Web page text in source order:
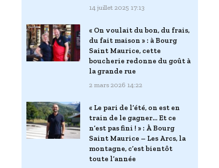
14 juillet 2025 17:13
« On voulait du bon, du frais,
du fait maison » : à Bourg
Saint Maurice, cette
boucherie redonne du goût à
la grande rue
2 mars 2026 14:22
« Le pari de l’été, on est en
train de le gagner… Et ce
n’est pas fini ! » : À Bourg
Saint Maurice – Les Arcs, la
montagne, c’est bientôt
toute l’année